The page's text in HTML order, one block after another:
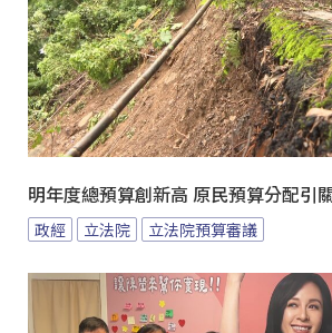
明年度總預算創新高 原民預算分配引
政經 立法院 立法院預算審議